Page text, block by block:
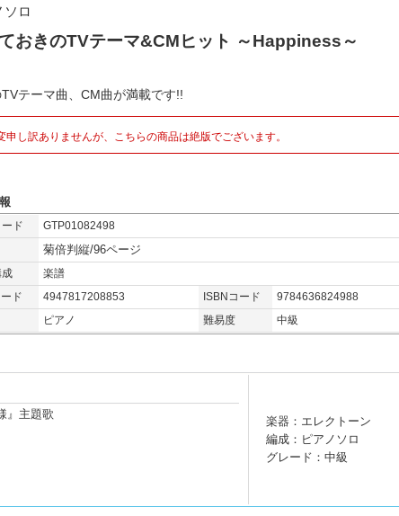
ソロ
おきのTVテーマ&CMヒット ～Happiness～
テーマ曲、CM曲が満載です!!
し訳ありませんが、こちらの商品は絶版でございます。
ド
GTP01082498
菊倍判縦/96ページ
楽譜
ド
4947817208853 ISBNコード
9784636824988
ピアノ 難易度 中級
』主題歌
楽器：エレクトーン
編成：ピアノソロ
グレード：中級